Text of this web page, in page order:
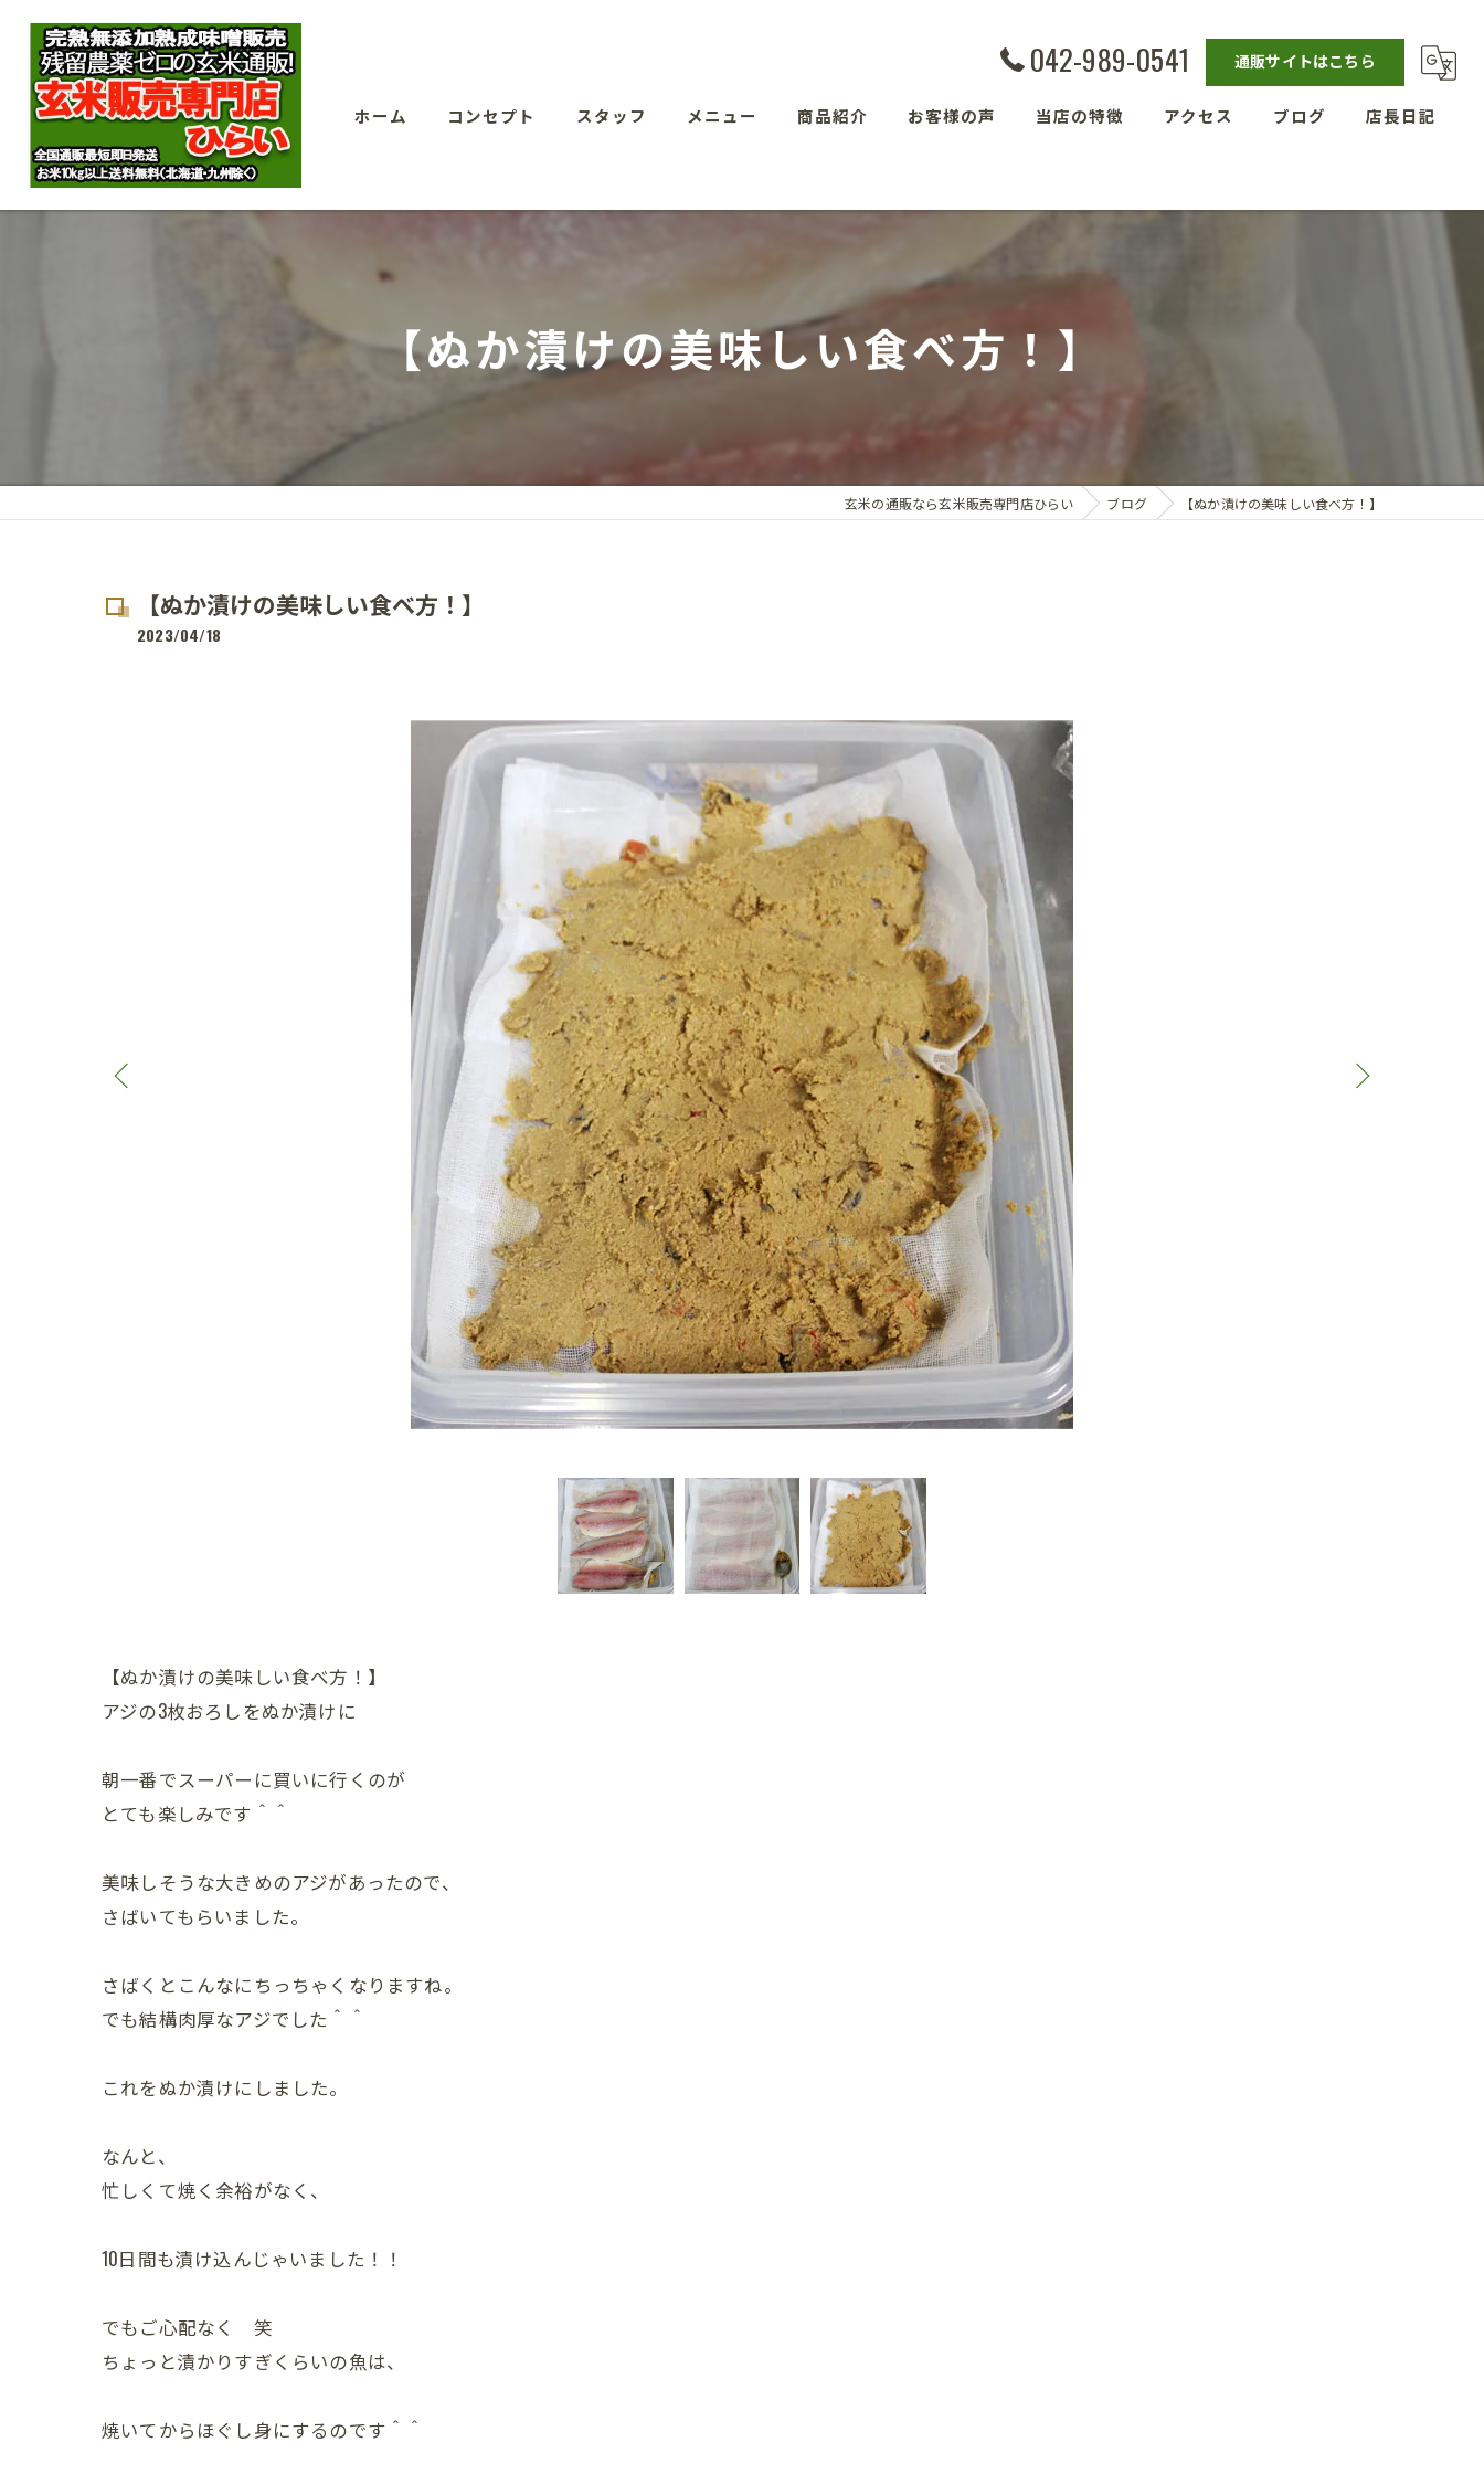
042-989-0541 通販サイトはこちら
ホーム コンセプト スタッフ メニュー 商品紹介 お客様の声 当店の特徴
残留農薬ゼロ玄米
アクセス ブログ 店長日記
【ぬか漬けの美味しい食べ方！】
玄米の通販なら玄米販売専門店ひらい ブログ 【ぬか漬けの美味しい食べ方！】
【ぬか漬けの美味しい食べ方！】
2023/04/18
【ぬか漬けの美味しい食べ方！】
アジの3枚おろしをぬか漬けに
朝一番でスーパーに買いに行くのが
とても楽しみです＾＾
美味しそうな大きめのアジがあったので、
さばいてもらいました。
さばくとこんなにちっちゃくなりますね。
でも結構肉厚なアジでした＾＾
これをぬか漬けにしました。
なんと、
忙しくて焼く余裕がなく、
10日間も漬け込んじゃいました！！
でもご心配なく 笑
ちょっと漬かりすぎくらいの魚は、
焼いてからほぐし身にするのです＾＾